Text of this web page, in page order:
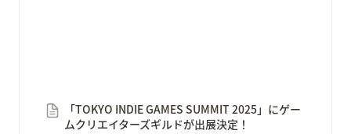
「TOKYO INDIE GAMES SUMMIT 2025」にゲー
ムクリエイターズギルドが出展決定！